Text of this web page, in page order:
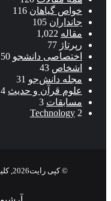
خواص گیاهان 116
جانداران 105
مقاله 1,022
رپرتاژ 77
اختصاصی دانشجو 50
اشخاص 43
مجله دانش‌جو 31
علوم قرآن و حدیث 4
مسابقات 3
Technology 2
© کپی رایت2026, کلیه حقوق برای دانشجو محفوظ است.